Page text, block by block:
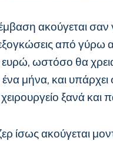
ακούγεται
εξογκώσεις από
ευρώ, ωστόσο θα
μήνα, και
ξανά και
ίσως ακούγεται